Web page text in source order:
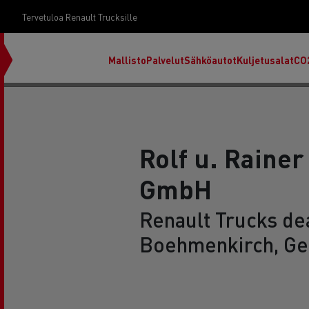
Tervetuloa Renault Trucksille
MallistoPalvelutSähköautotKuljetusalat
Rolf u.
GmbH
Renault Trucks
Boehmenkirch,